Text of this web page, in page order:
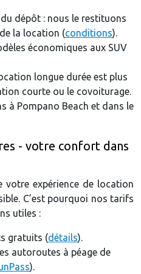
dépôt : nous le restituons
la location (conditions).
économiques aux SUV
longue durée est plus
courte ou le covoiturage.
à Pompano Beach et dans le
- votre confort dans
expérience de location
C’est pourquoi nos tarifs
utiles :
gratuits (détails).
autoroutes à péage de
).